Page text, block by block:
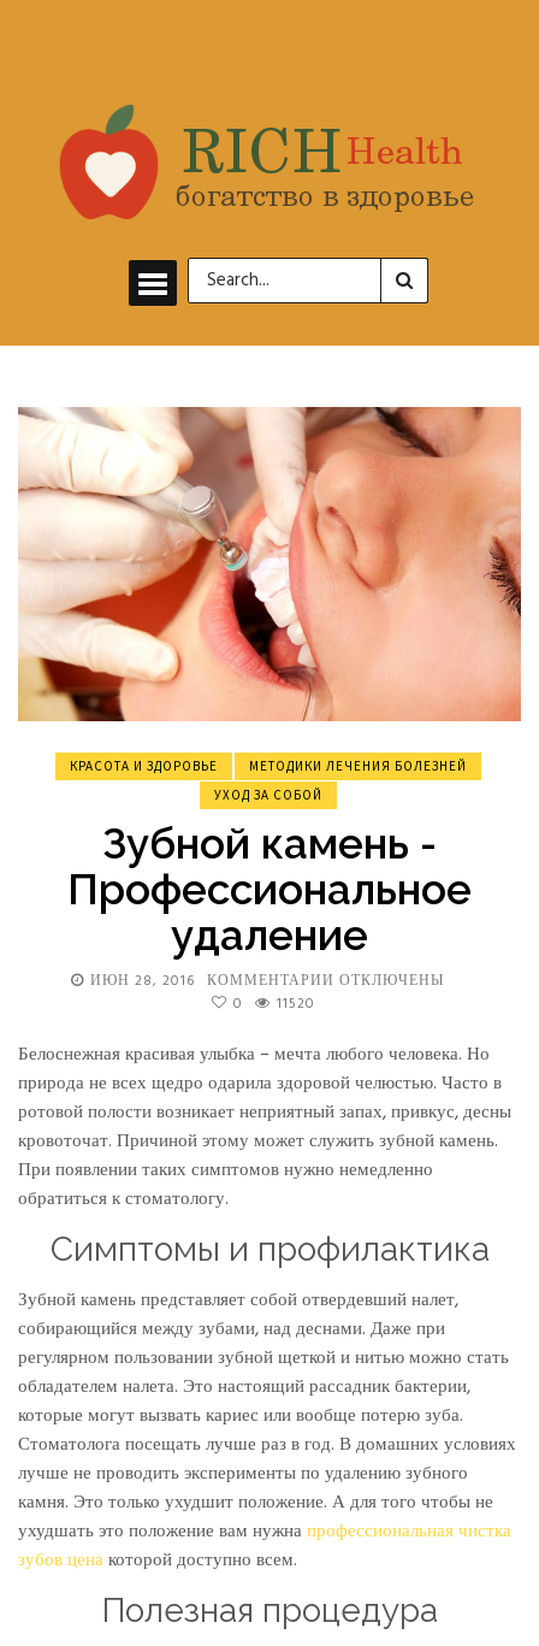
КРАСОТА И ЗДОРОВЬЕ
МЕТОДИКИ ЛЕЧЕНИЯ БОЛЕЗНЕЙ
УХОД ЗА СОБОЙ
Зубной камень -
Профессиональное
удаление
ИЮН 28, 2016 КОММЕНТАРИИ К
КАМЕНЬ
ПРОФЕССИОНАЛЬНОЕ
УДАЛЕНИЕ
ОТКЛЮЧЕНЫ
0
11520
Белоснежная красивая улыбка – мечта любого человека. Но
природа не всех щедро одарила здоровой челюстью. Часто в
ротовой полости возникает неприятный запах, привкус, десны
кровоточат. Причиной этому может служить зубной камень.
При появлении таких симптомов нужно немедленно
обратиться к стоматологу.
Симптомы и профилактика
Зубной камень представляет собой отвердевший налет,
собирающийся между зубами, над деснами. Даже при
регулярном пользовании зубной щеткой и нитью можно стать
обладателем налета. Это настоящий рассадник бактерии,
которые могут вызвать кариес или вообще потерю зуба.
Стоматолога посещать лучше раз в год. В домашних условиях
лучше не проводить эксперименты по удалению зубного
камня. Это только ухудшит положение. А для того чтобы не
ухудшать это положение вам нужнапрофессиональная чистка
зубов ценакоторой доступно всем.
Полезная процедура